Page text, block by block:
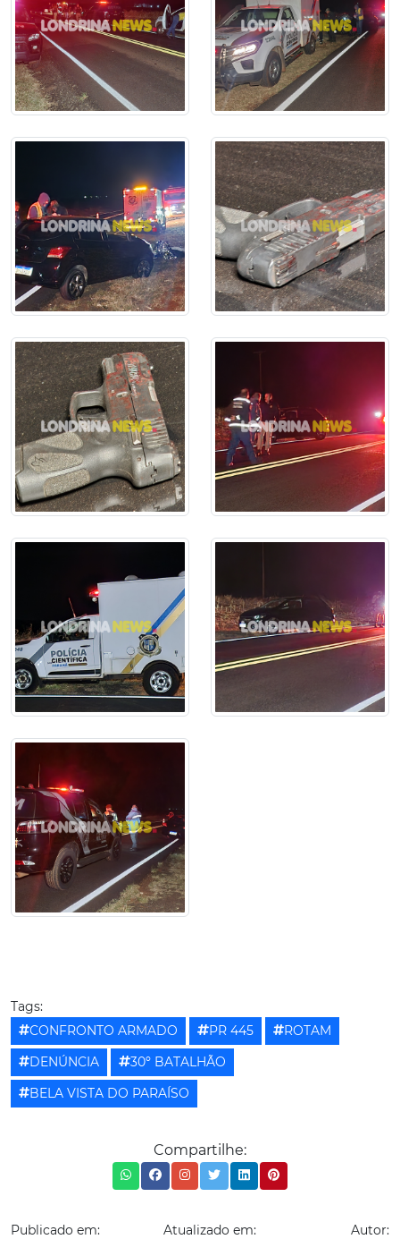
Tags:
CONFRONTO ARMADO
PR 445
ROTAM
DENÚNCIA
30º BATALHÃO
BELA VISTA DO PARAÍSO
Compartilhe:
Publicado em: Atualizado em: Autor: